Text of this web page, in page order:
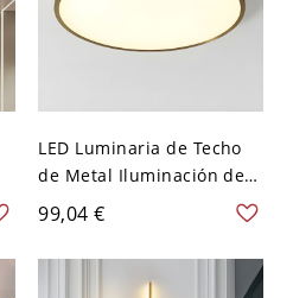
LED Luminaria de Techo
de Metal Iluminación de
Techo Simple de Redondo
para Cuarto - Dorado 110
A 120 V 22,86 cm Blanco
99,04 €